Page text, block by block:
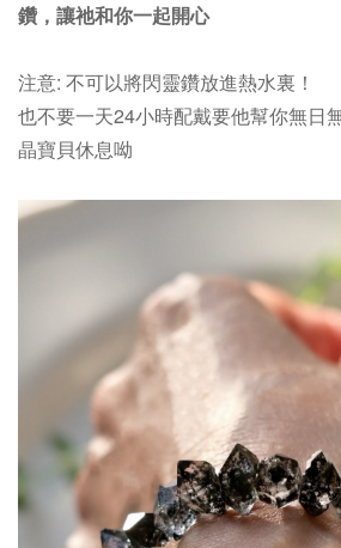
鑽，讓祂和你一起開心
注意: 不可以將閃靈鑽放進熱水裏！
也不要一天24小時配戴要他幫你無日
晶寶貝休息呦